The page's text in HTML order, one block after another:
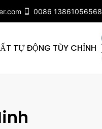
0086 13861056568
TỰ ĐỘNG TÙY CHỈNH